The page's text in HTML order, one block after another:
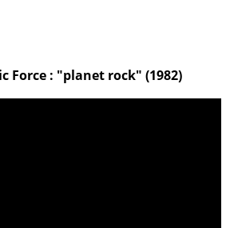
Force : "planet rock" (1982)